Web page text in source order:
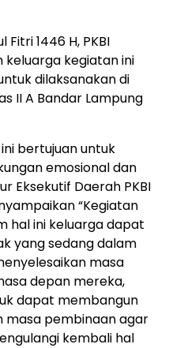
1446 H, PKBI
keluarga kegiatan ini
dilaksanakan di
II A Bandar Lampung
bertujuan untuk
emosional dan
Eksekutif Daerah PKBI
“Kegiatan
hal ini keluarga dapat
yang sedang dalam
masa
depan mereka,
dapat membangun
masa pembinaan agar
kembali hal